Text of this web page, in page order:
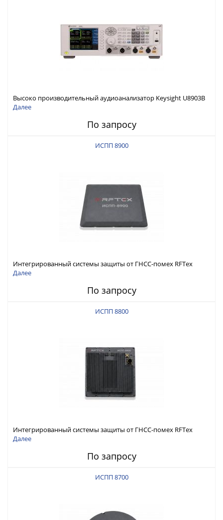
Высоко производительный аудиоанализатор Keysight U8903B
Далее
По запросу
ИСПП 8900
Интегрированный системы защиты от ГНСС-помех RFТех
ИСПП 8900
Далее
По запросу
ИСПП 8800
Интегрированный системы защиты от ГНСС-помех RFТех
ИСПП 8800
Далее
По запросу
ИСПП 8700